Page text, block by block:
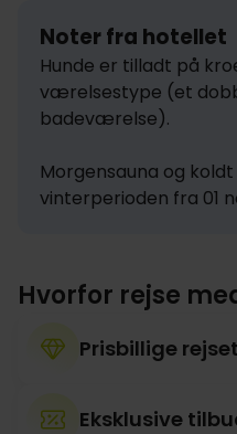
Noter fra hotellet
Hunde er tilladt på
værelsestype (et
badeværelse).
Morgensauna og
vinterperioden fra 01
Hvorfor rejse
Prisbillige
Eksklusive